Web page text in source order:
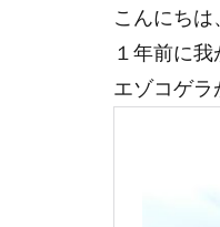
こんにちは
１年前に
エゾコゲラ